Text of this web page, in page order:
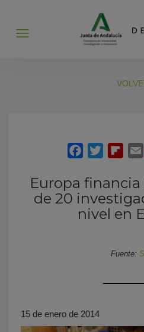
Abrir
Europa
de 20
nivel en
Fuente:
15 de enero de 2014